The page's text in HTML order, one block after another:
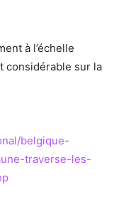
à l’échelle
considérable sur la
belgique-
traverse-les-